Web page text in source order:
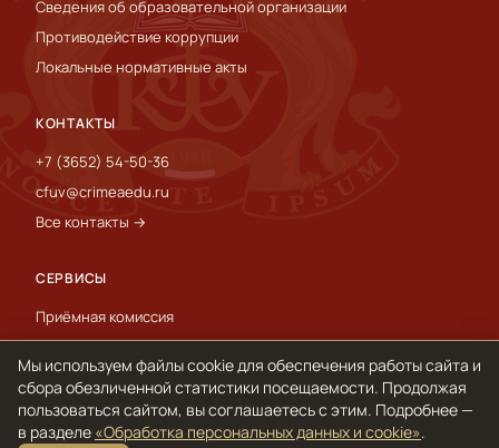
Сведения об образовательной организации
Противодействие коррупции
Локальные нормативные акты
КОНТАКТЫ
+7 (3652) 54-50-36
cfuv@crimeaedu.ru
Все контакты →
СЕРВИСЫ
Приёмная комиссия
Пресс-служба
International
Мы используем файлы cookie для обеспечения работы сайта и
сбора обезличенной статистики посещаемости. Продолжая
пользоваться сайтом, вы соглашаетесь с этим. Подробнее —
в разделе «Обработка персональных данных и cookie».